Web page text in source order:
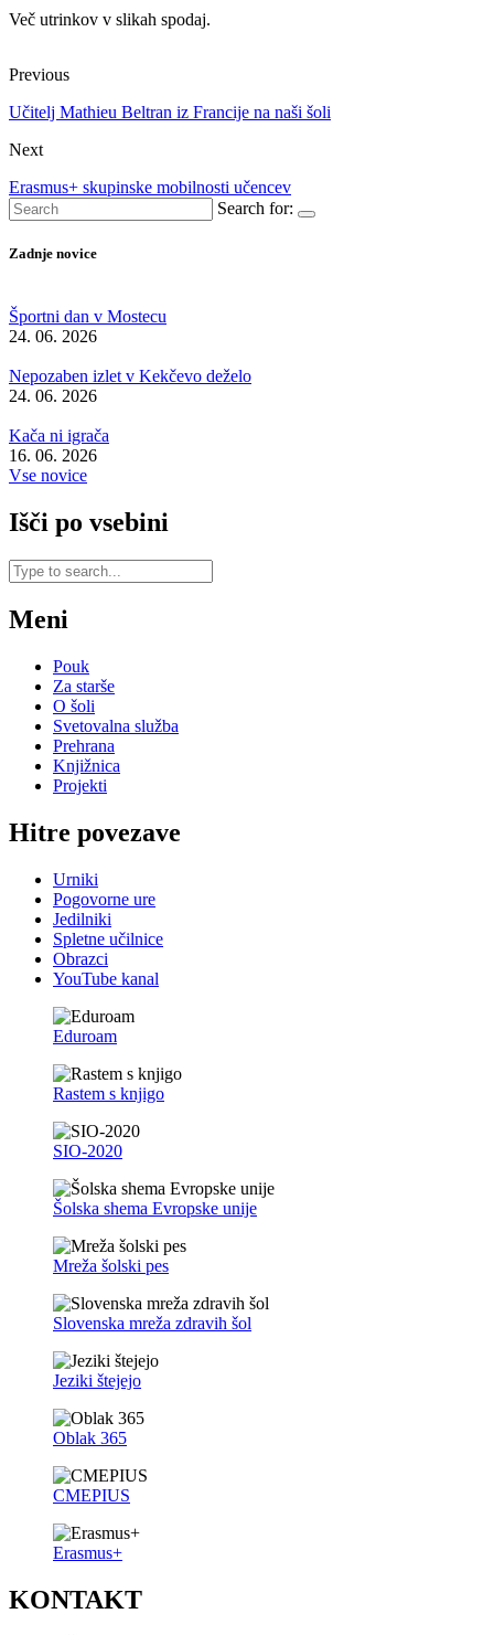
Več utrinkov v slikah spodaj.
Previous
Učitelj Mathieu Beltran iz Francije na naši šoli
Next
Erasmus+ skupinske mobilnosti učencev
Search for:
Zadnje novice
Športni dan v Mostecu
24. 06. 2026
Nepozaben izlet v Kekčevo deželo
24. 06. 2026
Kača ni igrača
16. 06. 2026
Vse novice
Išči po vsebini
Meni
Pouk
Za starše
O šoli
Svetovalna služba
Prehrana
Knjižnica
Projekti
Hitre povezave
Urniki
Pogovorne ure
Jedilniki
Spletne učilnice
Obrazci
YouTube kanal
Eduroam
Rastem s knjigo
SIO-2020
Šolska shema Evropske unije
Mreža šolski pes
Slovenska mreža zdravih šol
Jeziki štejejo
Oblak 365
CMEPIUS
Erasmus+
KONTAKT